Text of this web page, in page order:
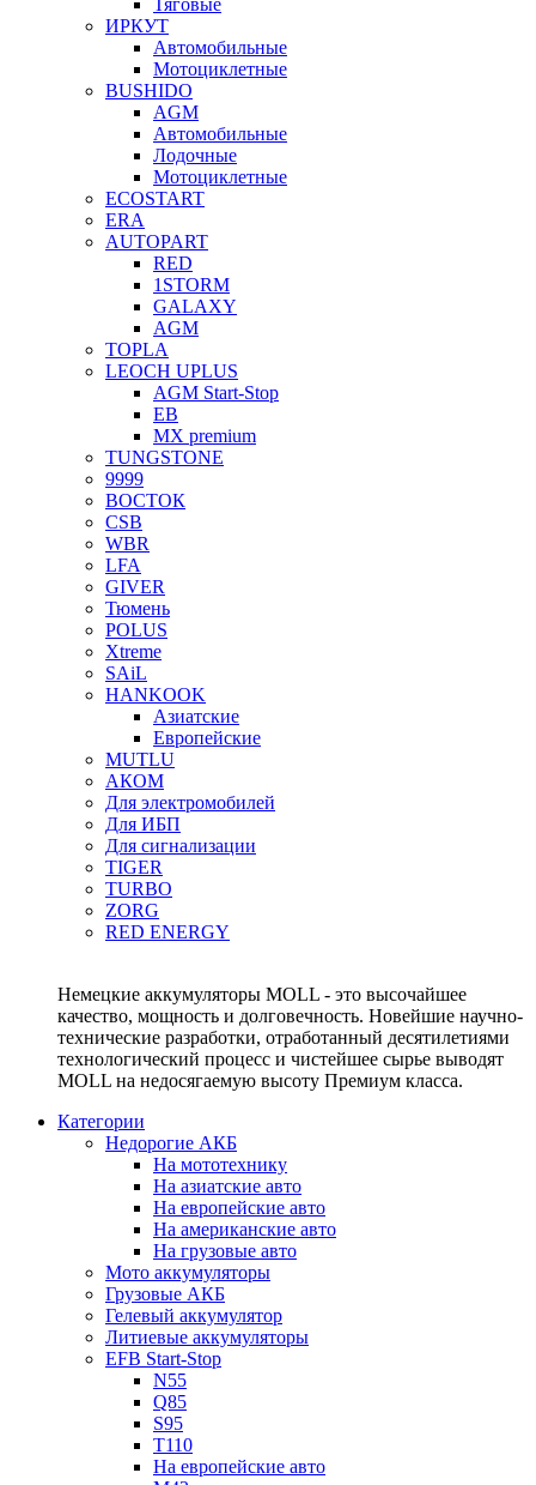
Тяговые
ИРКУТ
Автомобильные
Мотоциклетные
BUSHIDO
AGM
Автомобильные
Лодочные
Мотоциклетные
ECOSTART
ERA
AUTOPART
RED
1STORM
GALAXY
AGM
TOPLA
LEOCH UPLUS
AGM Start-Stop
EB
MX premium
TUNGSTONE
9999
ВОСТОК
CSB
WBR
LFA
GIVER
Тюмень
POLUS
Xtreme
SAiL
HANKOOK
Азиатские
Европейские
MUTLU
АКОМ
Для электромобилей
Для ИБП
Для сигнализации
TIGER
TURBO
ZORG
RED ENERGY
Немецкие аккумуляторы MOLL - это высочайшее
качество, мощность и долговечность. Новейшие научно-
технические разработки, отработанный десятилетиями
технологический процесс и чистейшее сырье выводят
MOLL на недосягаемую высоту Премиум класса.
Категории
Недорогие АКБ
На мототехнику
На азиатские авто
На европейские авто
На американские авто
На грузовые авто
Мото аккумуляторы
Грузовые АКБ
Гелевый аккумулятор
Литиевые аккумуляторы
EFB Start-Stop
N55
Q85
S95
T110
На европейские авто